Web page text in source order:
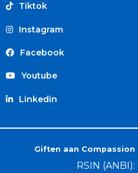
Tiktok
Instagram
Facebook
Youtube
Linkedin
Giften aan
RSIN